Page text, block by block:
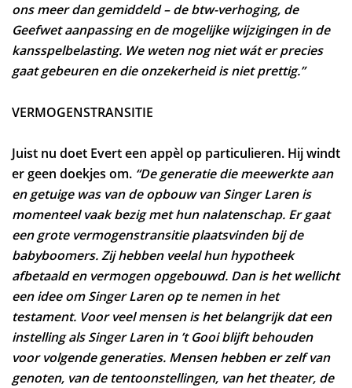
ons meer dan gemiddeld – de btw-verhoging, de
Geefwet aanpassing en de mogelijke wijzigingen in de
kansspelbelasting. We weten nog niet wát er precies
gaat gebeuren en die onzekerheid is niet prettig.”
VERMOGENSTRANSITIE
Juist nu doet Evert een appèl op particulieren. Hij windt
er geen doekjes om. “De generatie die meewerkte aan
en getuige was van de opbouw van Singer Laren is
momenteel vaak bezig met hun nalatenschap. Er gaat
een grote vermogenstransitie plaatsvinden bij de
babyboomers. Zij hebben veelal hun hypotheek
afbetaald en vermogen opgebouwd. Dan is het wellicht
een idee om Singer Laren op te nemen in het
testament. Voor veel mensen is het belangrijk dat een
instelling als Singer Laren in ’t Gooi blijft behouden
voor volgende generaties. Mensen hebben er zelf van
genoten, van de tentoonstellingen, van het theater, de